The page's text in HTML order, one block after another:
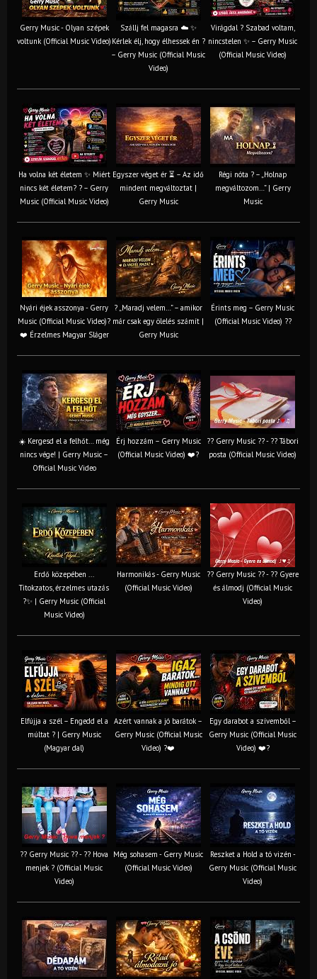
Gerry Music - Olyan szépek
voltunk (Official Music Video)
Szállj fel magasra ☁️ ✨
Kérlek élj, hogy élhessek én ?
– Gerry Music (Official Music
Video)
Virágdal ? Szabad voltam,
nincstelen ✨ – Gerry Music
(Official Music Video)
Ha volna két életem ✨ Miért
nincs két életem? ? – Gerry
Music (Official Music Video)
Egyszer véget ér ⏳ – Az idő
mindent megváltoztat |
Gerry Music
Régi nóta ? – „Holnap
megváltozom…” | Gerry
Music
Nyári éjek asszonya - Gerry
Music (Official Music Video)?
❤️ Érzelmes Magyar Sláger
? „Maradj velem…” – amikor
már csak egy ölelés számít |
Gerry Music
Érints meg – Gerry Music
(Official Music Video) ??
☀️ Kergesd el a felhőt… még
nincs vége! | Gerry Music –
Official Music Video
Érj hozzám – Gerry Music
(Official Music Video) ❤️?
?? Gerry Music ?? - ?? Tábori
posta (Official Music Video)
Erdő közepében ...
Titokzatos, érzelmes utazás
?✨ | Gerry Music (Official
Music Video)
Harmonikás - Gerry Music
(Official Music Video)
?? Gerry Music ?? - ?? Gyere
és álmodj (Official Music
Video)
Elfújja a szél – Engedd el a
múltat ? | Gerry Music
(Magyar dal)
Azért vannak a jó barátok –
Gerry Music (Official Music
Video) ?❤️
Egy darabot a szívemből –
Gerry Music (Official Music
Video) ❤️?
?? Gerry Music ?? - ?? Hova
menjek ? (Official Music
Video)
Még sohasem - Gerry Music
(Official Music Video)
Reszket a Hold a tó vizén -
Gerry Music (Official Music
Video)